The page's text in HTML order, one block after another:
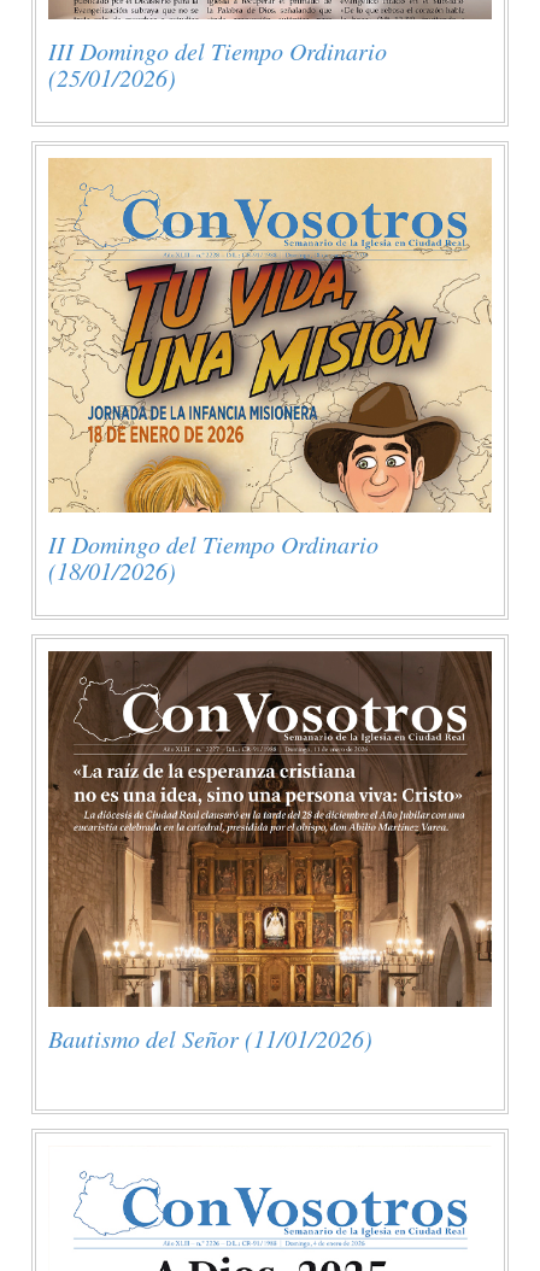
III Domingo del Tiempo Ordinario
(25/01/2026)
II Domingo del Tiempo Ordinario
(18/01/2026)
Bautismo del Señor (11/01/2026)